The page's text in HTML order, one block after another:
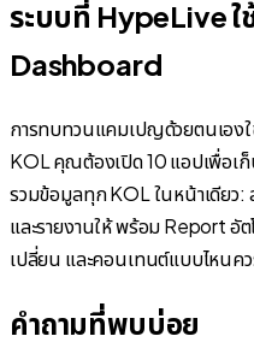
ระบบที่ HypeLive
Dashboard
การทบทวนแคมเปญด้วยตนเองใ
KOL คุณต้องเปิด 10 แอปเพื่อเ
รวมข้อมูลทุก KOL ในหน้าเดียว:
และรายงานให้ พร้อม Report อั
เปลี่ยน และคอนเทนต์แบบไหนค
คำถามที่พบบ่อย